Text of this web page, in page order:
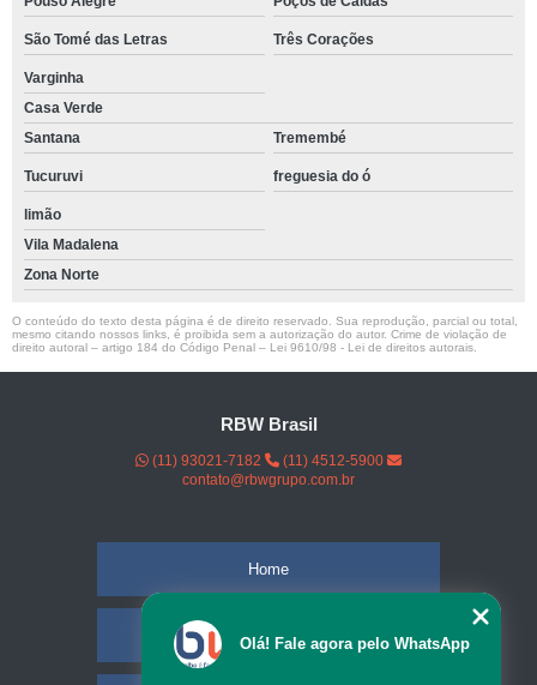
São Tomé das Letras Três Corações
Varginha
Casa Verde
Santana
Tremembé
Tucuruvi freguesia do ó
limão
Vila Madalena
Zona Norte
O conteúdo do texto desta página é de direito reservado. Sua reprodução, parcial ou total,
mesmo citando nossos links, é proibida sem a autorização do autor. Crime de violação de
direito autoral – artigo 184 do Código Penal – Lei 9610/98 - Lei de direitos autorais
RBW Brasil
(11) 93021-7182
(11) 4512-5900
contato@rbwgrupo.com.br
Home
Empresa
Olá! Fale agora pelo WhatsApp